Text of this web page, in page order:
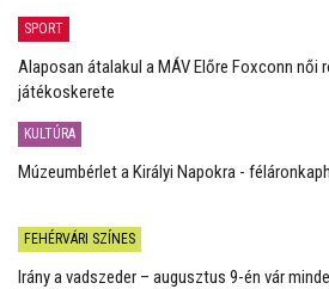
SPORT
Alaposan átalakul a MÁV Előre Foxconn női
játékoskerete
KULTÚRA
Múzeumbérlet a Királyi Napokra -
FEHÉRVÁRI SZÍNES
Irány a vadszeder – augusztus 9-én vár